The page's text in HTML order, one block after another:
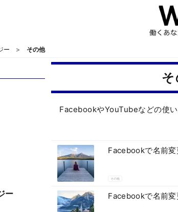
ー その他
ー
FacebookやYouTubeなどの使い
Facebookで名前変
その他
Facebookで名前